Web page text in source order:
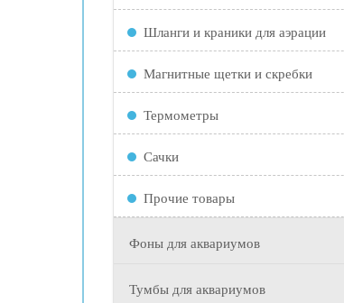
Шланги и краники для аэрации
Магнитные щетки и скребки
Термометры
Сачки
Прочие товары
Фоны для аквариумов
Тумбы для аквариумов